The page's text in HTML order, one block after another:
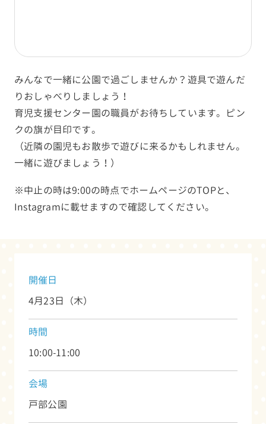
みんなで一緒に公園で過ごしませんか？遊具で遊んだ
りおしゃべりしましょう！
育児支援センター園の職員がお待ちしています。ピン
クの旗が目印です。
（近隣の園児もお散歩で遊びに来るかもしれません。
一緒に遊びましょう！）
※中止の時は9:00の時点でホームページのTOPと、
Instagramに載せますので確認してください。
開催日
4月23日（木）
時間
10:00-11:00
会場
戸部公園